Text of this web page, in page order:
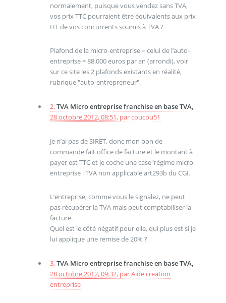
normalement, puisque vous vendez sans TVA,
vos prix TTC pourraient être équivalents aux prix
HT de vos concurrents soumis à TVA ?
Plafond de la micro-entreprise = celui de l’auto-
entreprise = 88.000 euros par an (arrondi), voir
sur ce site les 2 plafonds existants en réalité,
rubrique "auto-entrepreneur".
2.TVA Micro entreprise franchise en base TVA,
28 octobre 2012, 08:51, parcoucou51
Je n’ai pas de SIRET, donc mon bon de
commande fait office de facture et le montant à
payer est TTC et je coche une case"régime micro
entreprise : TVA non applicable art293b du CGI.
L’entreprise, comme vous le signalez, ne peut
pas récupérer la TVA mais peut comptabiliser la
facture.
Quel est le côté négatif pour elle, qui plus est si je
lui applique une remise de 20% ?
3.TVA Micro entreprise franchise en base TVA,
28 octobre 2012, 09:32, parAide creation
entreprise